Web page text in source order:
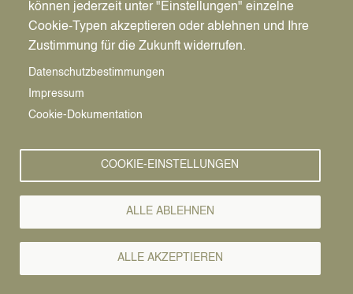
Pfadnavigation
Wirtschaft | Bauen | Umwelt Wirtschaftsförderung News
Wirtschafts-
News
02.05.2019
Finanzielle
Unterstützung bei
Weiterbildungen -
können jederzeit unter "Einstellungen" einzelne
Cookie-Typen akzeptieren oder ablehnen und Ihre
Zustimmung für die Zukunft widerrufen.
Datenschutzbestimmungen
Impressum
Cookie-Dokumentation
COOKIE-EINSTELLUNGEN
ALLE ABLEHNEN
ALLE AKZEPTIEREN